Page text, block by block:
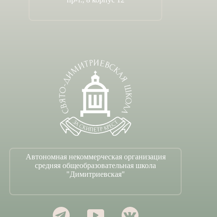
Автономная некоммерческая организация
средняя общеобразовательная школа
"Димитриевская"